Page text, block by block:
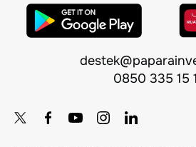
0850 335 15